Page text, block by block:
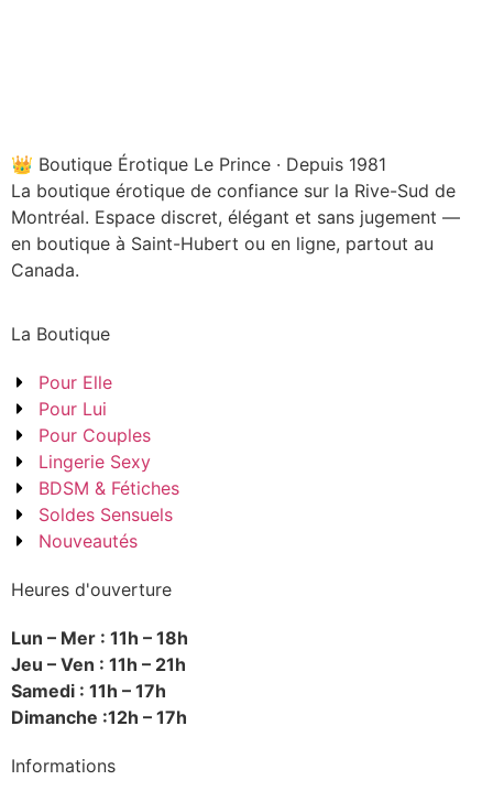
👑 Boutique Érotique Le Prince · Depuis 1981
La boutique érotique de confiance sur la Rive-Sud de
Montréal. Espace discret, élégant et sans jugement —
en boutique à Saint-Hubert ou en ligne, partout au
Canada.
La Boutique
Pour Elle
Pour Lui
Pour Couples
Lingerie Sexy
BDSM & Fétiches
Soldes Sensuels
Nouveautés
Heures d'ouverture
Lun – Mer : 11h – 18h
Jeu – Ven : 11h – 21h
Samedi : 11h – 17h
Dimanche :12h – 17h
Informations